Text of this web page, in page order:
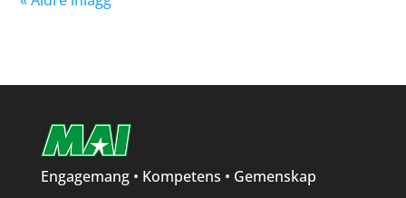
Engagemang • Kompetens • Gemenskap